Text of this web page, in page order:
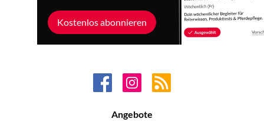
Kostenlos abonnieren
Angebote